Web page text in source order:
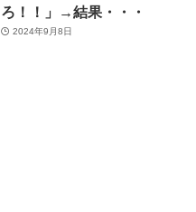
ろ！！」→結果・・・
2024年9月8日